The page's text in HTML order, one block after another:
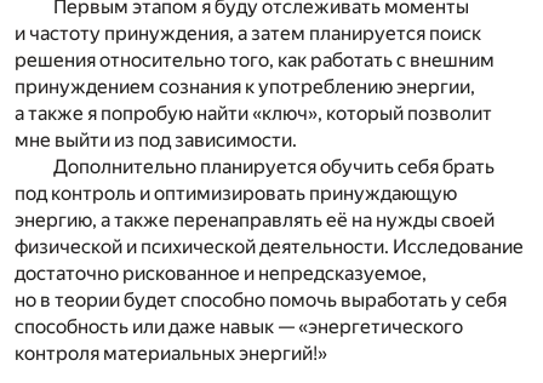
Первым этапом я буду отслеживать моменты
и частоту принуждения, а затем планируется поиск
решения относительно того, как работать с внешним
принуждением сознания к употреблению энергии,
а также я попробую найти «ключ», который позволит
мне выйти из под зависимости.
Дополнительно планируется обучить себя брать
под контроль и оптимизировать принуждающую
энергию, а также перенаправлять её на нужды своей
физической и психической деятельности. Исследование
достаточно рискованное и непредсказуемое,
но в теории будет способно помочь выработать у себя
способность или даже навык — «энергетического
контроля материальных энергий!»